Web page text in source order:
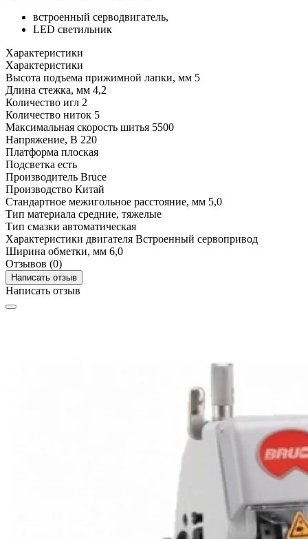
встроенный серводвигатель,
LED светильник
Характеристики
Характеристики
Высота подъема прижимной лапки, мм 5
Длина стежка, мм 4,2
Количество игл 2
Количество ниток 5
Максимальная скорость шитья 5500
Напряжение, В 220
Платформа плоская
Подсветка есть
Производитель Bruce
Производство Китай
Стандартное межигольное расстояние, мм 5,0
Тип материала средние, тяжелые
Тип смазки автоматическая
Характеристики двигателя Встроенный сервопривод
Ширина обметки, мм 6,0
Отзывов (0)
Написать отзыв
Написать отзыв